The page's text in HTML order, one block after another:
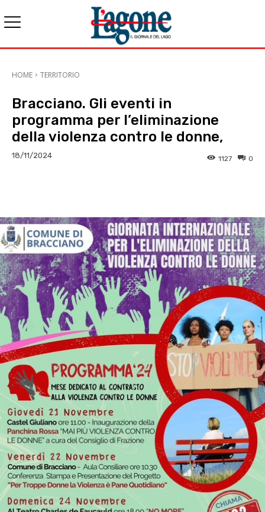
HOME TERRITORIO
Bracciano. Gli eventi in
programma per l’eliminazione
della violenza contro le donne,
18/11/2024 0
1127